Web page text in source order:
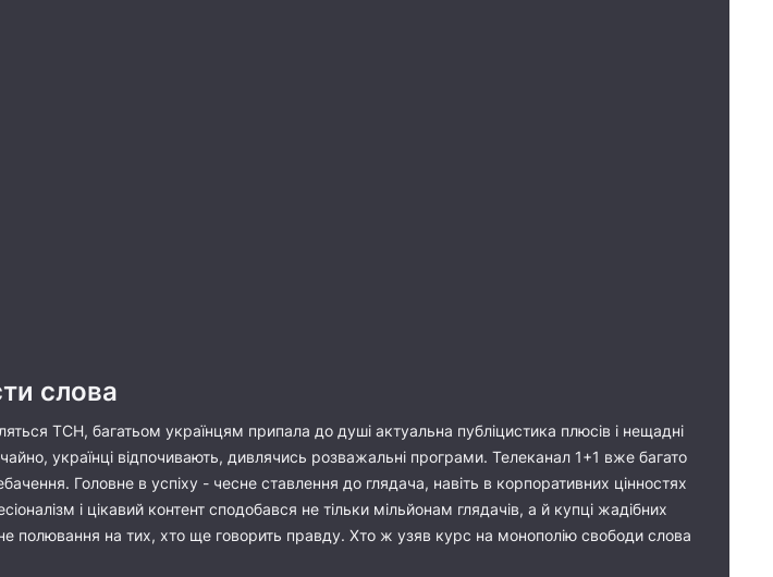
слова
ТСН, багатьом українцям припала до душі актуальна публіцистика плюсів і нещадні
українці відпочивають, дивлячись розважальні програми. Телеканал 1+1 вже багато
Головне в успіху - чесне ставлення до глядача, навіть в корпоративних цінностях
і цікавий контент сподобався не тільки мільйонам глядачів, а й купці жадібних
полювання на тих, хто ще говорить правду. Хто ж узяв курс на монополію свободи слова